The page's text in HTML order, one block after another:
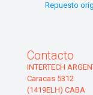
Repuesto
Contacto
INTERTECH
Caracas 5312
(1419ELH) CABA